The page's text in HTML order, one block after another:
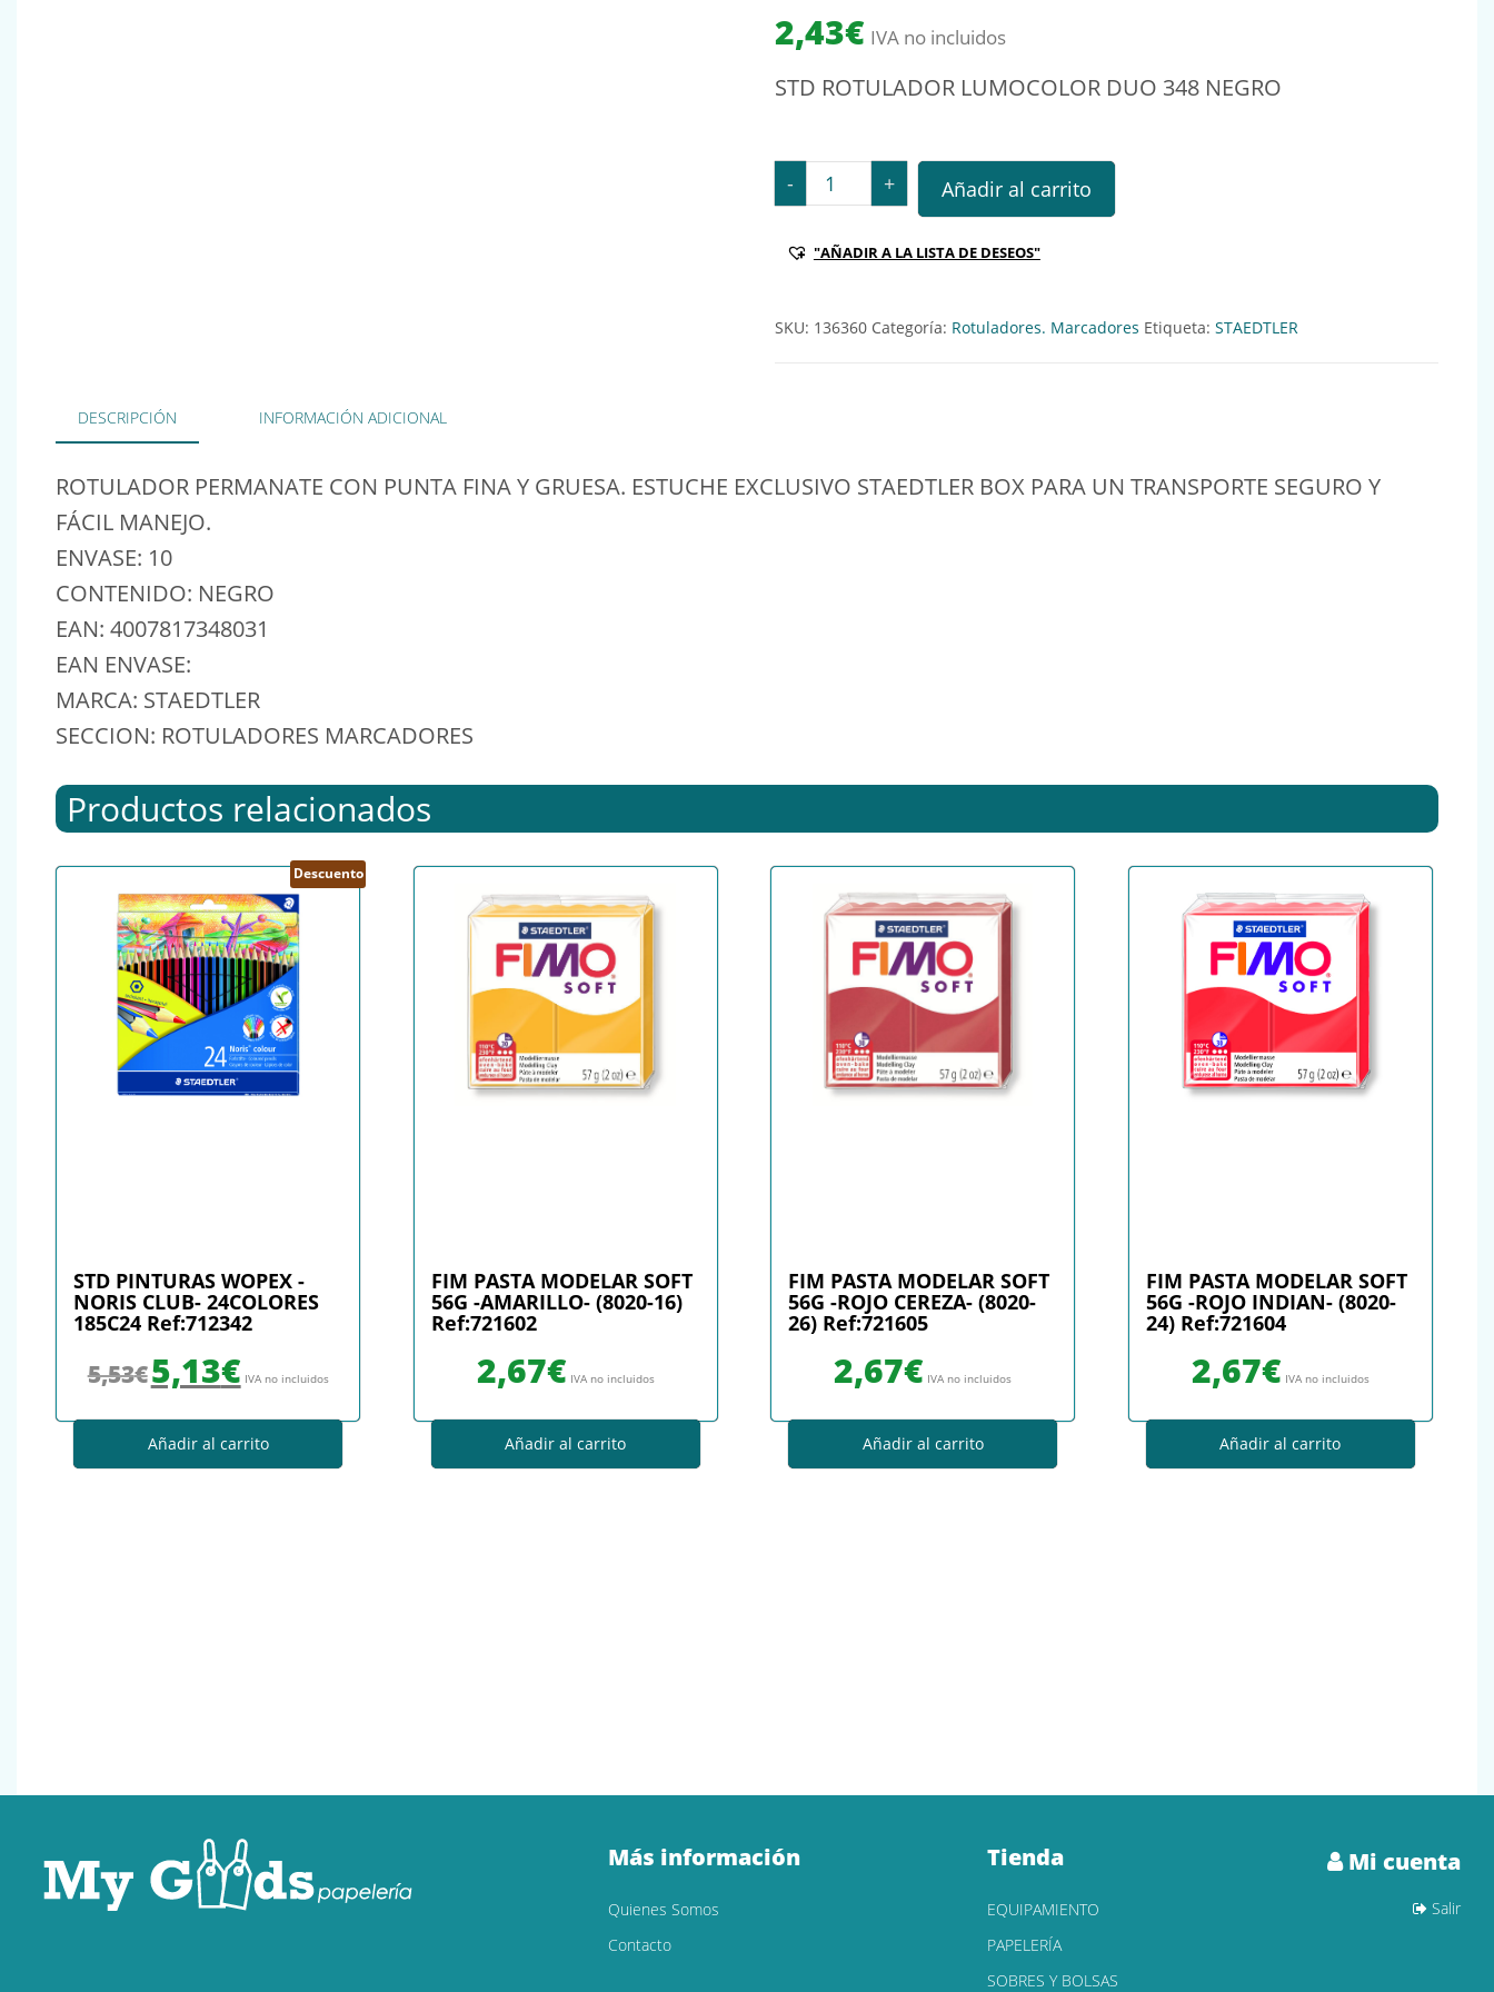
2,43€ IVA no incluidos
STD ROTULADOR LUMOCOLOR DUO 348 NEGRO
- STD ROTULADOR LUMOCOLOR DUO 348 NEGRO Ref.: 136360 cantidad
+ Añadir al carrito
"AÑADIR A LA LISTA DE DESEOS"
SKU: 136360 Categoría: Rotuladores. Marcadores Etiqueta: STAEDTLER
DESCRIPCIÓN INFORMACIÓN ADICIONAL
ROTULADOR PERMANATE CON PUNTA FINA Y GRUESA. ESTUCHE EXCLUSIVO STAEDTLER BOX PARA UN TRANSPORTE SEGURO Y
FÁCIL MANEJO.
ENVASE: 10
CONTENIDO: NEGRO
EAN: 4007817348031
EAN ENVASE:
MARCA: STAEDTLER
SECCION: ROTULADORES MARCADORES
Productos relacionados
Descuento
STD PINTURAS WOPEX -
NORIS CLUB- 24COLORES
185C24 Ref:712342
5,53€5,13€ IVA no incluidos
Añadir al carrito
FIM PASTA MODELAR SOFT
56G -AMARILLO- (8020-16)
Ref:721602
2,67€ IVA no incluidos
Añadir al carrito
FIM PASTA MODELAR SOFT
56G -ROJO CEREZA- (8020-
26) Ref:721605
2,67€ IVA no incluidos
Añadir al carrito
FIM PASTA MODELAR SOFT
56G -ROJO INDIAN- (8020-
24) Ref:721604
2,67€ IVA no incluidos
Añadir al carrito
Más información
Quienes Somos
Contacto
Tienda
EQUIPAMIENTO
PAPELERÍA
SOBRES Y BOLSAS
Mi cuenta
Salir